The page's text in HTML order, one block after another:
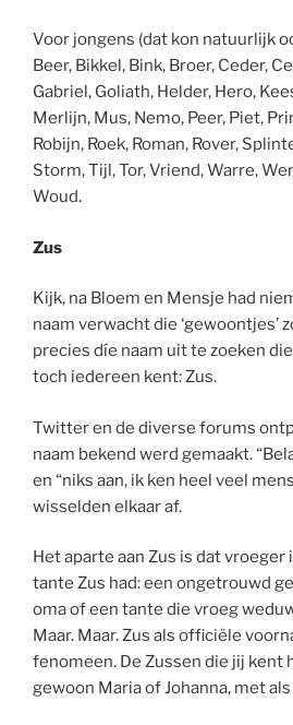
Voor jongens (dat kon natuurlijk
Beer, Bikkel, Bink, Broer, Ceder,
Gabriel, Goliath, Helder, Hero,
Merlijn, Mus, Nemo, Peer, Piet,
Robijn, Roek, Roman, Rover,
Storm, Tijl, Tor, Vriend, Warre,
Woud.
Zus
Kijk, na Bloem en Mensje had
naam verwacht die ‘gewoontjes’
precies díe naam uit te zoeken
toch iedereen kent: Zus.
Twitter en de diverse forums
naam bekend werd gemaakt.
en “niks aan, ik ken heel veel
wisselden elkaar af.
Het aparte aan Zus is dat
tante Zus had: een ongetrouwd
oma of een tante die vroeg
Maar. Maar. Zus als officiële
fenomeen. De Zussen die jij kent
gewoon Maria of Johanna, met